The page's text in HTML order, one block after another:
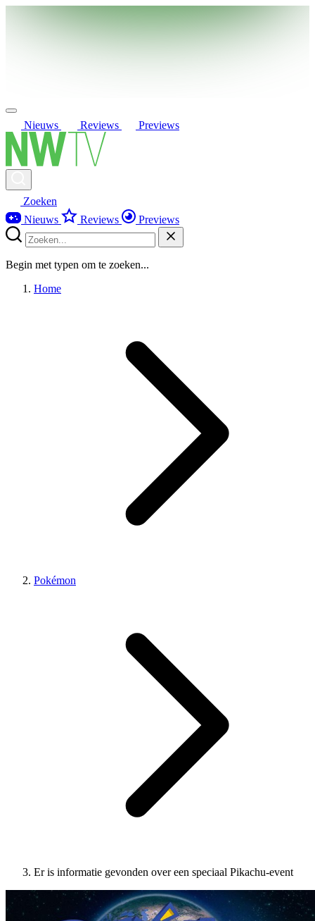
Nieuws Reviews Previews
Zoeken
Nieuws
Reviews Previews
Begin met typen om te zoeken...
Home
Pokémon
Er is informatie gevonden over een speciaal Pikachu-event